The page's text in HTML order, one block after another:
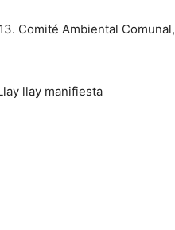
Comité Ambiental Comunal,
llay manifiesta